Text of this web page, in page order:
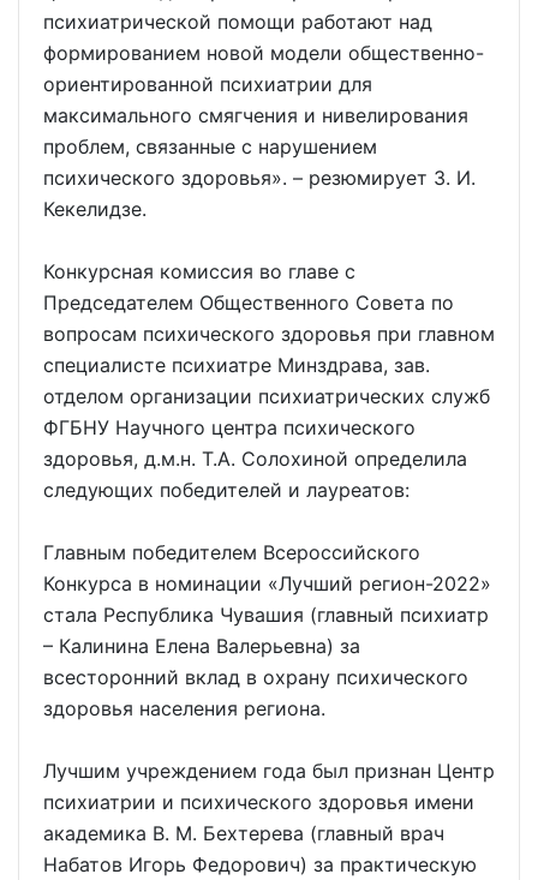
психиатрической помощи работают над
формированием новой модели общественно-
ориентированной психиатрии для
максимального смягчения и нивелирования
проблем, связанные с нарушением
психического здоровья». – резюмирует З. И.
Кекелидзе.
Конкурсная комиссия во главе с
Председателем Общественного Совета по
вопросам психического здоровья при главном
специалисте психиатре Минздрава, зав.
отделом организации психиатрических служб
ФГБНУ Научного центра психического
здоровья, д.м.н. Т.А. Солохиной определила
следующих победителей и лауреатов:
Главным победителем Всероссийского
Конкурса в номинации «Лучший регион-2022»
стала Республика Чувашия (главный психиатр
– Калинина Елена Валерьевна) за
всесторонний вклад в охрану психического
здоровья населения региона.
Лучшим учреждением года был признан Центр
психиатрии и психического здоровья имени
академика В. М. Бехтерева (главный врач
Набатов Игорь Федорович) за практическую